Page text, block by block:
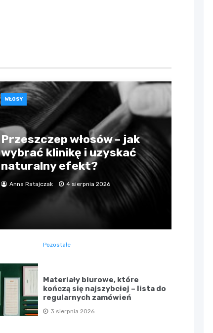
WŁOSY
Przeszczep włosów – jak
wybrać klinikę i uzyskać
naturalny efekt?
Anna Ratajczak 4 sierpnia 2026
Pozostałe
Materiały biurowe, które
kończą się najszybciej – lista do
regularnych zamówień
3 sierpnia 2026